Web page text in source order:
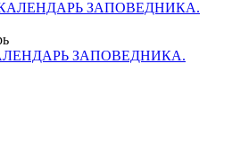
ЗАПОВЕДНИКА.